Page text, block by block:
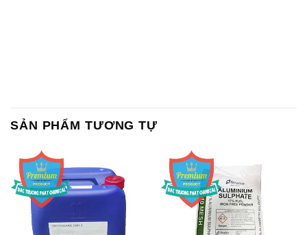
SẢN PHẨM TƯƠNG TỰ